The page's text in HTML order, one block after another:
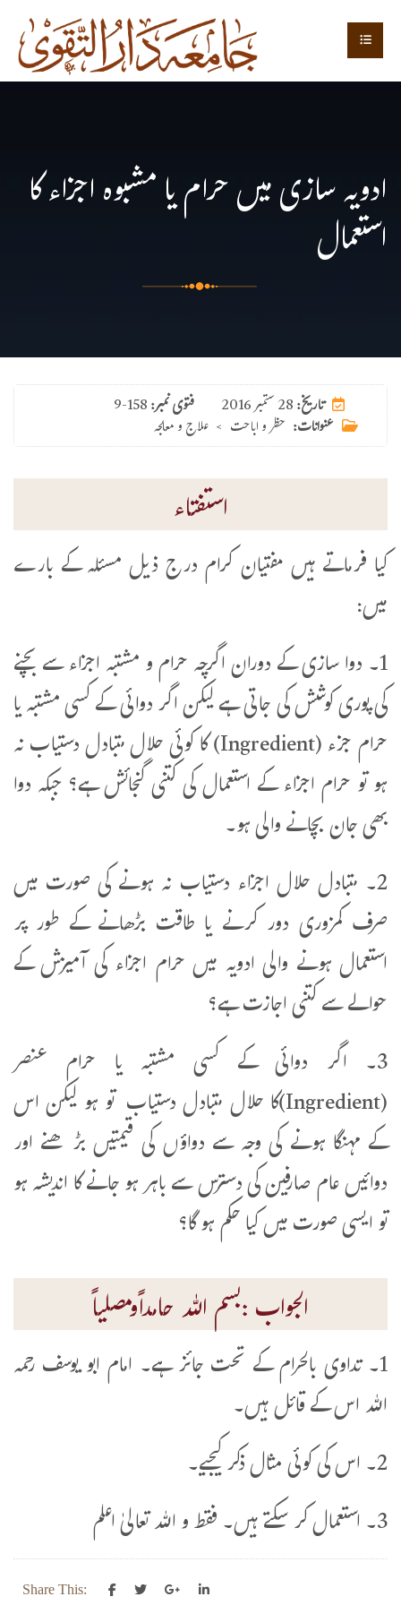
ادویہ سازی میں حرام یا مشبوہ اجزاء کا
استعمال
فتوی نمبر:9-158 تاریخ:28 ستمبر 2016
عنوانات: حظر و اباحت > علاج و معالجہ
استفتاء
کیا فرماتے ہیں مفتیان کرام درج ذیل مسئلہ کے بارے
میں:
1۔ دوا سازی کے دوران اگرچہ حرام و مشتبہ اجزاء سے بچنے
کی پوری کوشش کی جاتی ہے لیکن اگر دوائی کے کسی مشتبہ یا
حرام جزء (Ingredient) کا کوئی حلال متبادل دستیاب نہ
ہو تو حرام اجزاء کے استعمال کی کتنی گنجائش ہے؟ جبکہ دوا
بھی جان بچانے والی ہو۔
2۔ متبادل حلال اجزاء دستیاب نہ ہونے کی صورت میں
صرف کمزوری دور کرنے یا طاقت بڑھانے کے طور پر
استعمال ہونے والی ادویہ میں حرام اجزاء کی آمیزش کے
حوالے سے کتنی اجازت ہے؟
3۔ اگر دوائی کے کسی مشتبہ یا حرام عنصر
(Ingredient)کا حلال متبادل دستیاب تو ہو لیکن اس
کے مہنگا ہونے کی وجہ سے دواؤں کی قیمتیں بڑھنے اور
دوائیں عام صارفین کی دسترس سے باہر ہو جانے کا اندیشہ ہو
تو ایسی صورت میں کیا حکم ہو گا؟
الجواب :بسم اللہ حامداًومصلیاً
1۔ تداوی بالحرام کے تحت جائز ہے۔ امام ابو یوسف رحمہ
اللہ اس کے قائل ہیں۔
2۔ اس کی کوئی مثال ذکر کیجیے۔
3۔ استعمال کر سکتے ہیں۔ فقط و اللہ تعالیٰ اعلم
Share This: